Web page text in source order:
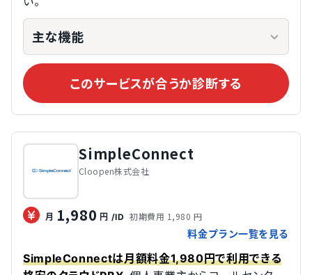
主な機能
このサービスが合うか診断する
SimpleConnect
Cloopen株式会社
月 1,980 円 /ID
初期費用 1,980 円
料金プラン一覧を見る
SimpleConnectは月額料金1,980円で利用できる